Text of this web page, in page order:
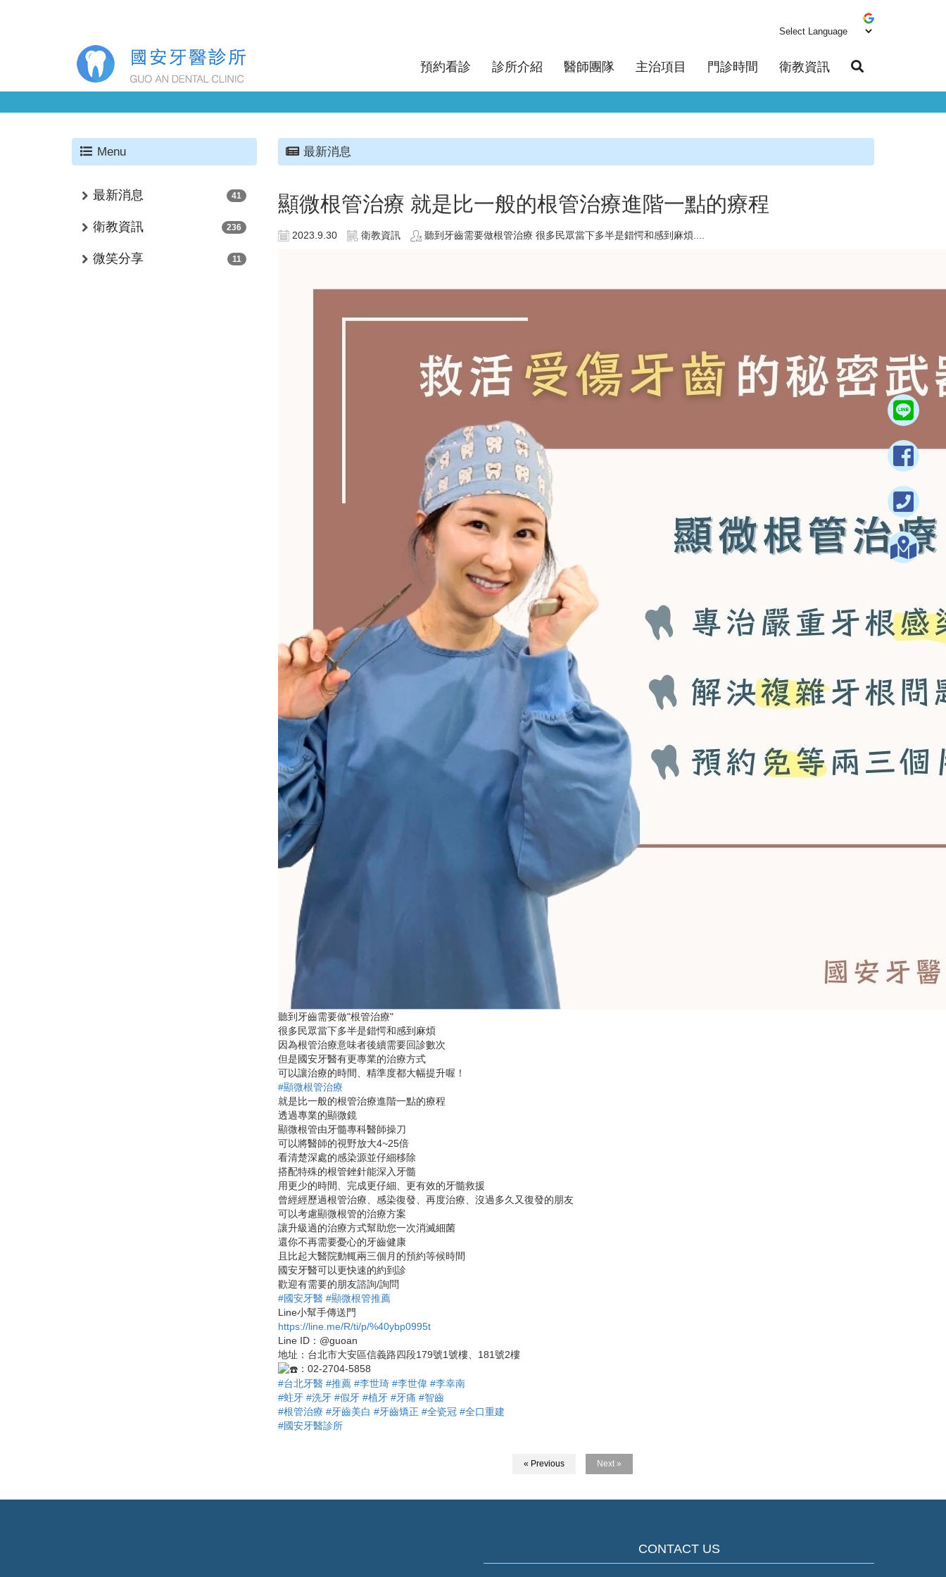
預約看診 診所介紹 醫師團隊 主治項目 門診時間 衛教資訊
Menu
最新消息 41
衛教資訊 236
微笑分享 11
最新消息
顯微根管治療 就是比一般的根管治療進階一點的療程
2023.9.30 衛教資訊 聽到牙齒需要做根管治療 很多民眾當下多半是錯愕和感到麻煩....
聽到牙齒需要做"根管治療"
很多民眾當下多半是錯愕和感到麻煩
因為根管治療意味者後續需要回診數次
但是國安牙醫有更專業的治療方式
可以讓治療的時間、精準度都大幅提升喔！
#顯微根管治療
就是比一般的根管治療進階一點的療程
透過專業的顯微鏡
顯微根管由牙髓專科醫師操刀
可以將醫師的視野放大4~25倍
看清楚深處的感染源並仔細移除
搭配特殊的根管銼針能深入牙髓
用更少的時間、完成更仔細、更有效的牙髓救援
曾經經歷過根管治療、感染復發、再度治療、沒過多久又復發的朋友
可以考慮顯微根管的治療方案
讓升級過的治療方式幫助您一次消滅細菌
還你不再需要憂心的牙齒健康
且比起大醫院動輒兩三個月的預約等候時間
國安牙醫可以更快速的約到診
歡迎有需要的朋友諮詢/詢問
#國安牙醫 #顯微根管推薦
Line小幫手傳送門
https://line.me/R/ti/p/%40ybp0995t
Line ID：@guoan
地址：台北市大安區信義路四段179號1號樓、181號2樓
：02-2704-5858
#台北牙醫 #推薦 #李世琦 #李世偉 #李幸南
#蛀牙 #洗牙 #假牙 #植牙 #牙痛 #智齒
#根管治療 #牙齒美白 #牙齒矯正 #全瓷冠 #全口重建
#國安牙醫診所
« Previous Next »
CONTACT US